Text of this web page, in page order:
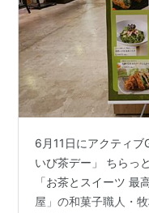
6月11日にアクティブ
いび茶デー」 ちらっ
「お茶とスイーツ 最
屋」の和菓子職人・